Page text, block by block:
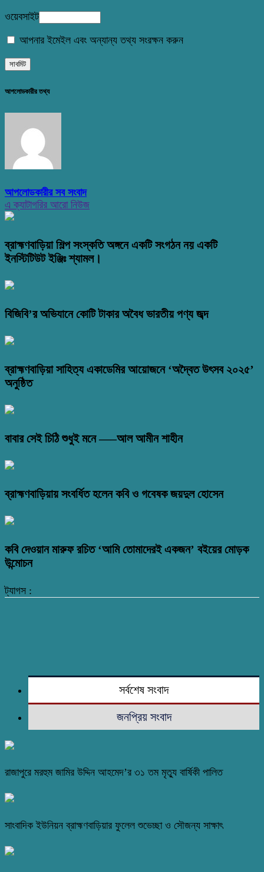
ওয়েবসাইট
আপনার ইমেইল এবং অন্যান্য তথ্য সংরক্ষন করুন
আপলোডকারীর তথ্য
আপলোডকারীর সব সংবাদ
এ ক্যাটাগরির আরো নিউজ
ব্রাহ্মণবাড়িয়া শিল্প সংস্কতি অঙ্গনে একটি সংগঠন নয় একটি
ইনস্টিটিউট ইঞ্জিঃ শ্যামল।
বিজিবি’র অভিযানে কোটি টাকার অবৈধ ভারতীয় পণ্য জব্দ
ব্রাহ্মণবাড়িয়া সাহিত্য একাডেমির আয়োজনে ‘অদ্বৈত উৎসব ২০২৫’
অনুষ্ঠিত
বাবার সেই চিঠি শুধুই মনে —–আল আমীন শাহীন
ব্রাহ্মণবাড়িয়ায় সংবর্ধিত হলেন কবি ও গবেষক জয়দুল হোসেন
কবি দেওয়ান মারুফ রচিত ‘আমি তোমাদেরই একজন’ বইয়ের মোড়ক
উন্মোচন
ট্যাগস :
সর্বশেষ সংবাদ
জনপ্রিয় সংবাদ
রাজাপুরে মরহুম জামির উদ্দিন আহমেদ’র ৩১ তম মৃত্যু বার্ষিকী পালিত
সাংবাদিক ইউনিয়ন ব্রাহ্মণবাড়িয়ার ফুলেল শুভেচ্ছা ও সৌজন্য সাক্ষাৎ